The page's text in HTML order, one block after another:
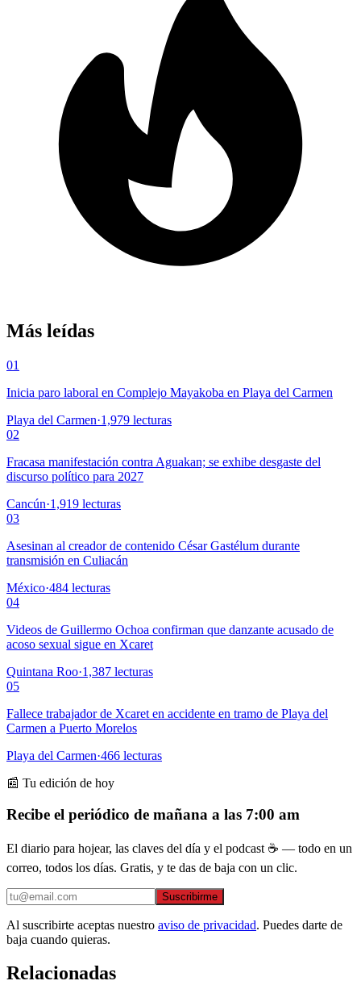
Más leídas
01
Inicia paro laboral en Complejo Mayakoba en Playa del Carmen
Playa del Carmen·1,979 lecturas
02
Fracasa manifestación contra Aguakan; se exhibe desgaste del
discurso político para 2027
Cancún·1,919 lecturas
03
Asesinan al creador de contenido César Gastélum durante
transmisión en Culiacán
México·484 lecturas
04
Videos de Guillermo Ochoa confirman que danzante acusado de
acoso sexual sigue en Xcaret
Quintana Roo·1,387 lecturas
05
Fallece trabajador de Xcaret en accidente en tramo de Playa del
Carmen a Puerto Morelos
Playa del Carmen·466 lecturas
📰 Tu edición de hoy
Recibe el periódico de mañana a las 7:00 am
El diario para hojear, las claves del día y el podcast ☕ — todo en un
correo, todos los días. Gratis, y te das de baja con un clic.
Suscribirme
Al suscribirte aceptas nuestro aviso de privacidad. Puedes darte de
baja cuando quieras.
Relacionadas